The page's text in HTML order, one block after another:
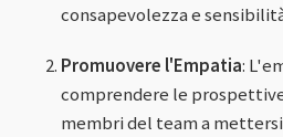
consapevolezza e
Promuovere l'Empatia:
comprendere le
membri del team a